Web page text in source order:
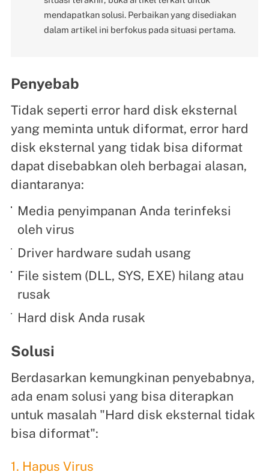
mendapatkan solusi. Perbaikan yang disediakan
dalam artikel ini berfokus pada situasi pertama.
Penyebab
Tidak seperti error hard disk eksternal
yang meminta untuk diformat, error hard
disk eksternal yang tidak bisa diformat
dapat disebabkan oleh berbagai alasan,
diantaranya:
Media penyimpanan Anda terinfeksi
oleh virus
Driver hardware sudah usang
File sistem (DLL, SYS, EXE) hilang atau
rusak
Hard disk Anda rusak
Solusi
Berdasarkan kemungkinan penyebabnya,
ada enam solusi yang bisa diterapkan
untuk masalah "Hard disk eksternal tidak
bisa diformat":
1. Hapus Virus